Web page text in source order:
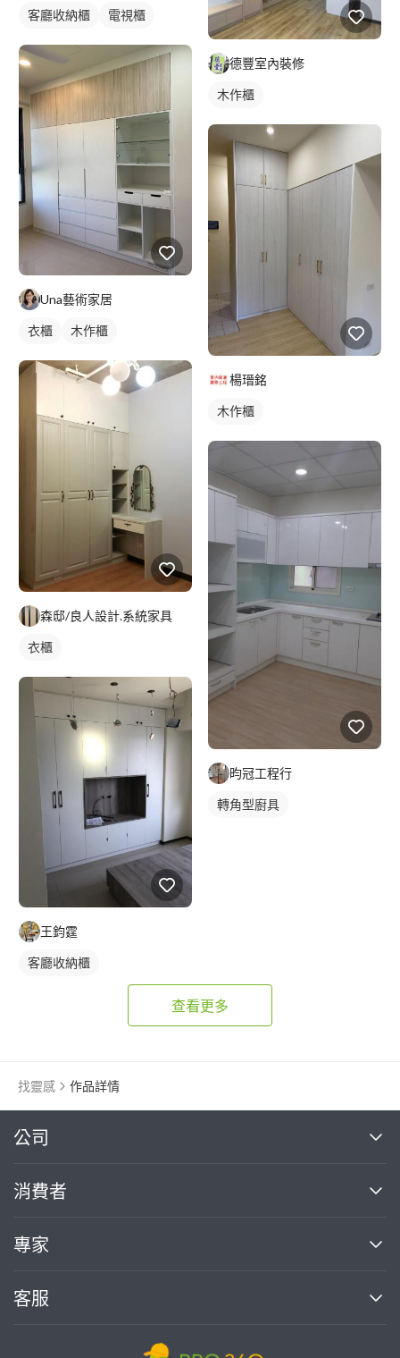
客廳收納櫃 電視櫃
Una藝術家居
衣櫃 木作櫃
森邸/良人設計.系統家具
衣櫃
王鈞霆
客廳收納櫃
德豐室內裝修
木作櫃
楊瑨銘
木作櫃
昀冠工程行
轉角型廚具
查看更多
找靈感 作品詳情
公司
關於我們
部落格
加入我們
消費者
買服務
熱門服務
專家
案件中心
客服
繼續完成